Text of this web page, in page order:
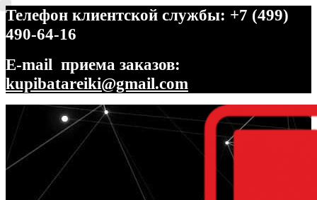
Телефон клиентской службы: +7 (499)
490-64-16
E-mail приема заказов:
kupibatareiki@gmail.com
Перейти
навигации
Перейти
содержимому